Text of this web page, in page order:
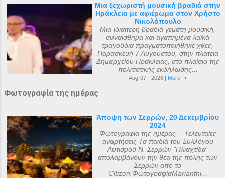
Μια ξεχωριστή μουσική βραδιά στην
Ηράκλεια με αφιέρωμα στον Χρήστο
Νικολόπουλο
Μια ιδιαίτερη βραδιά γεμάτη μουσική,
συναίσθημα και αγαπημένα λαϊκά
τραγούδια πραγματοποιήθηκε χθες,
Παρασκευή 7 Αυγούστου, στην πλατεία
Δημαρχείου Ηράκλειας, στο πλαίσιο της
πολιτιστικής εκδήλωσης...
Aug-07 - 2026 | More ->
Φωτογραφία της ημέρας
Άποψη των Σερρών, 20 Δεκεμβρίου
2024
Φωτογραφία της ημέρας - Τελευταίες
αναρτήσεις Τα παιδιά του Συλλόγου
Αυτισμού Ν. Σερρών "Ηλιαχτίδα"
απολαμβάνουν την θέα της πόλης των
Σερρών από το
Citizen.ΦωτογραφίαMarianthi...